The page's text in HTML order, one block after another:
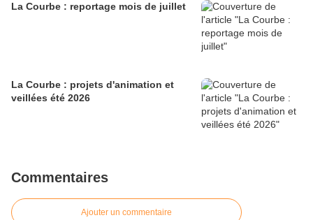
La Courbe : reportage mois de juillet
La Courbe : projets d'animation et
veillées été 2026
Commentaires
Ajouter un commentaire